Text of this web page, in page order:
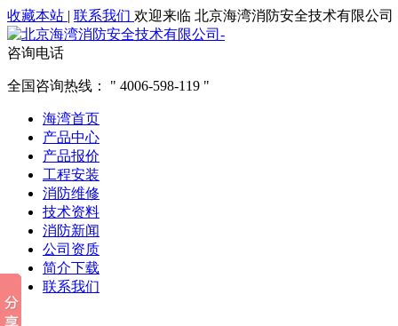
收藏本站 | 联系我们 欢迎来临 北京海湾消防安全技术有限公司
咨询电话
全国咨询热线： 4006-598-119
海湾首页
产品中心
产品报价
工程安装
消防维修
技术资料
消防新闻
公司资质
简介下载
联系我们
他们都在搜索: